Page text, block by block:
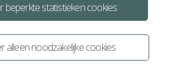
door:Yardzorgsites.nl
alleen noodzakelijke cookies
beperkte statistieken cookies